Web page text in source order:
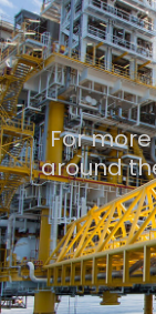
For
around